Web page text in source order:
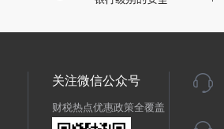
关注微信公众号
财税热点优惠政策全覆盖